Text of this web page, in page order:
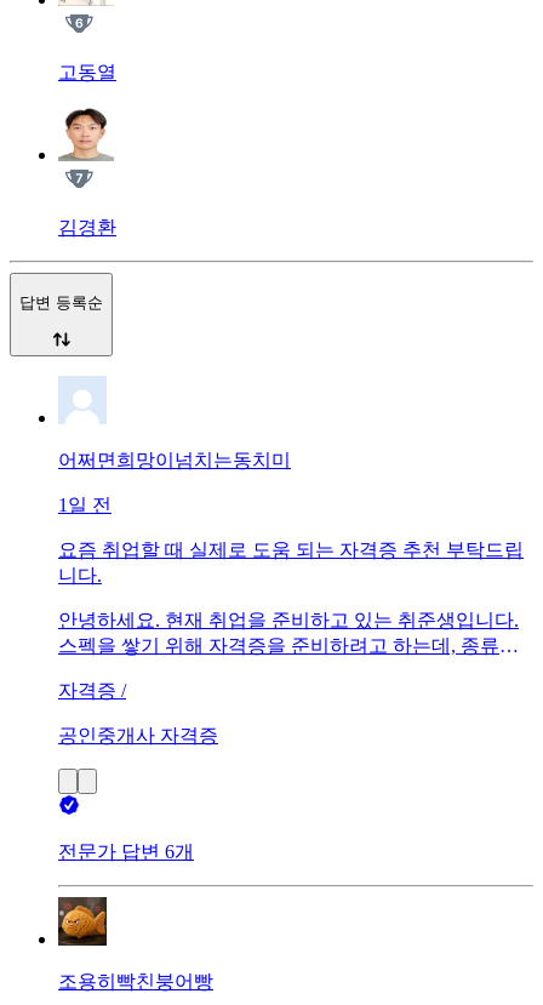
고동열
김경환
답변 등록순
어쩌면희망이넘치는동치미
1일 전
요즘 취업할 때 실제로 도움 되는 자격증 추천 부탁드립
니다.
안녕하세요. 현재 취업을 준비하고 있는 취준생입니다.
스펙을 쌓기 위해 자격증을 준비하려고 하는데, 종류가
거나 서류 합격률을 높여주는 유용한 자격증이 무엇인지
만한 자격증이 있다면 답변 부탁드립니다!
자격증 /
공인중개사 자격증
전문가 답변 6개
조용히빡친붕어빵